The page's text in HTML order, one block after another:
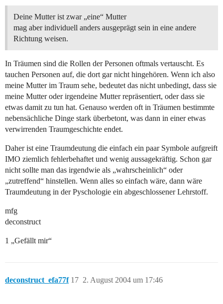
Deine Mutter ist zwar „eine“ Mutter
mag aber individuell anders ausgeprägt sein in eine andere
Richtung weisen.
In Träumen sind die Rollen der Personen oftmals vertauscht. Es
tauchen Personen auf, die dort gar nicht hingehören. Wenn ich also
meine Mutter im Traum sehe, bedeutet das nicht unbedingt, dass sie
meine Mutter oder irgendeine Mutter repräsentiert, oder dass sie
etwas damit zu tun hat. Genauso werden oft in Träumen bestimmte
nebensächliche Dinge stark überbetont, was dann in einer etwas
verwirrenden Traumgeschichte endet.
Daher ist eine Traumdeutung die einfach ein paar Symbole aufgreift
IMO ziemlich fehlerbehaftet und wenig aussagekräftig. Schon gar
nicht sollte man das irgendwie als „wahrscheinlich“ oder
„zutreffend“ hinstellen. Wenn alles so einfach wäre, dann wäre
Traumdeutung in der Pyschologie ein abgeschlossener Lehrstoff.
mfg
deconstruct
1 „Gefällt mir“
deconstruct_efa77f 2. August 2004 um 17:46
17